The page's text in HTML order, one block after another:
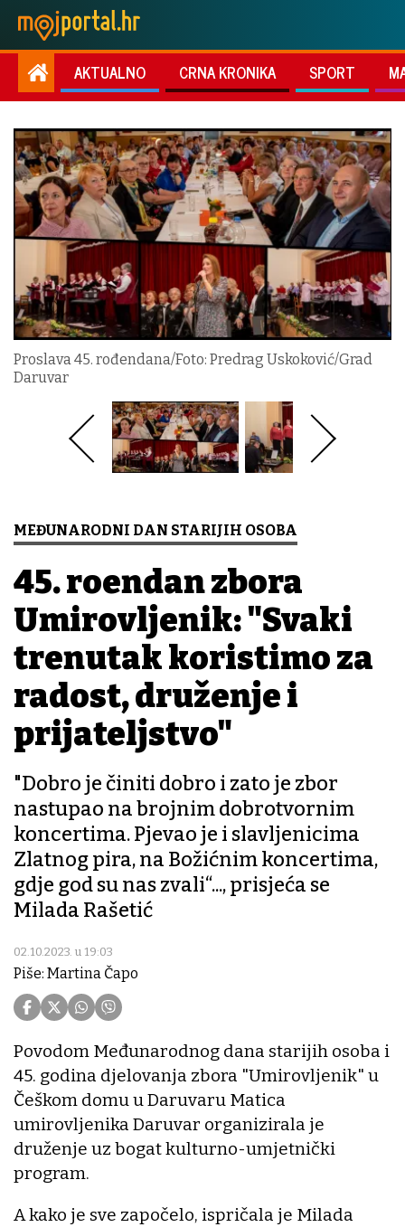
AKTUALNO CRNA KRONIKA SPORT
Proslava 45. rođendana/Foto: Predrag Uskoković/Grad
Daruvar
MEĐUNARODNI DAN STARIJIH OSOBA
45. rođendan zbora
Umirovljenik: "Svaki
trenutak koristimo za
radost, druženje i
prijateljstvo"
"Dobro je činiti dobro i zato je zbor
nastupao na brojnim dobrotvornim
koncertima. Pjevao je i slavljenicima
Zlatnog pira, na Božićnim koncertima,
gdje god su nas zvali“..., prisjeća se
Milada Rašetić
02.10.2023. u 19:03
Piše: Martina Čapo
Povodom Međunarodnog dana starijih osoba i
45. godina djelovanja zbora "Umirovljenik" u
Češkom domu u Daruvaru Matica
umirovljenika Daruvar organizirala je
druženje uz bogat kulturno-umjetnički
program.
A kako je sve započelo, ispričala je Milada